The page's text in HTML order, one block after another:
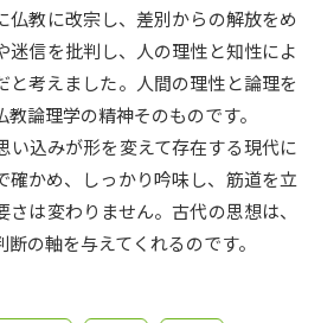
テレメール全国一斉進学調査
見 学問検索
仏教に改宗し、差別からの解放をめ
迷信を批判し、人の理性と知性によ
と考えました。人間の理性と論理を
論理学の精神そのものです。
い込みが形を変えて存在する現代に
確かめ、しっかり吟味し、筋道を立
は変わりません。古代の思想は、
の軸を与えてくれるのです。